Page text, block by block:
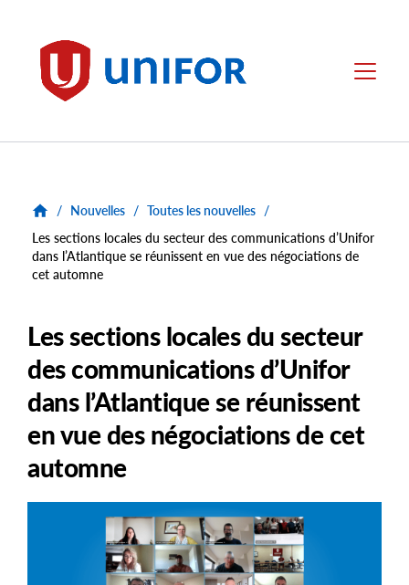
Unifor Menu
/ Nouvelles / Toutes les nouvelles /
Les sections locales du secteur des communications d’Unifor
dans l’Atlantique se réunissent en vue des négociations de
cet automne
Les sections locales du secteur
des communications d’Unifor
dans l’Atlantique se réunissent
en vue des négociations de cet
automne